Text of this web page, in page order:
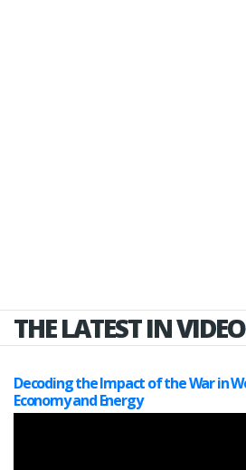
THE LATEST IN
Decoding the Impact of the War in
Economy and Energy